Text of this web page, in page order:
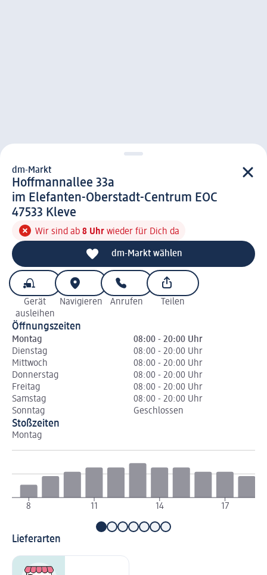
d m-Markt
dm-Markt
Hoffmannallee 33a
im Elefanten-Oberstadt-Centrum EOC
4 7 5 3 3
47533 Kleve
Wir sind ab 8 Uhr wieder für Dich da
dm-Markt wählen
Gerät
ausleihen
Navigieren Anrufen Teilen
Öffnungszeiten
Montag
08:00 - 20:00 Uhr
Dienstag
08:00 - 20:00 Uhr
Mittwoch
08:00 - 20:00 Uhr
Donnerstag
08:00 - 20:00 Uhr
Freitag
08:00 - 20:00 Uhr
Samstag
08:00 - 20:00 Uhr
Sonntag
Geschlossen
Stoßzeiten
Montag
8 11 14 17
Lieferarten